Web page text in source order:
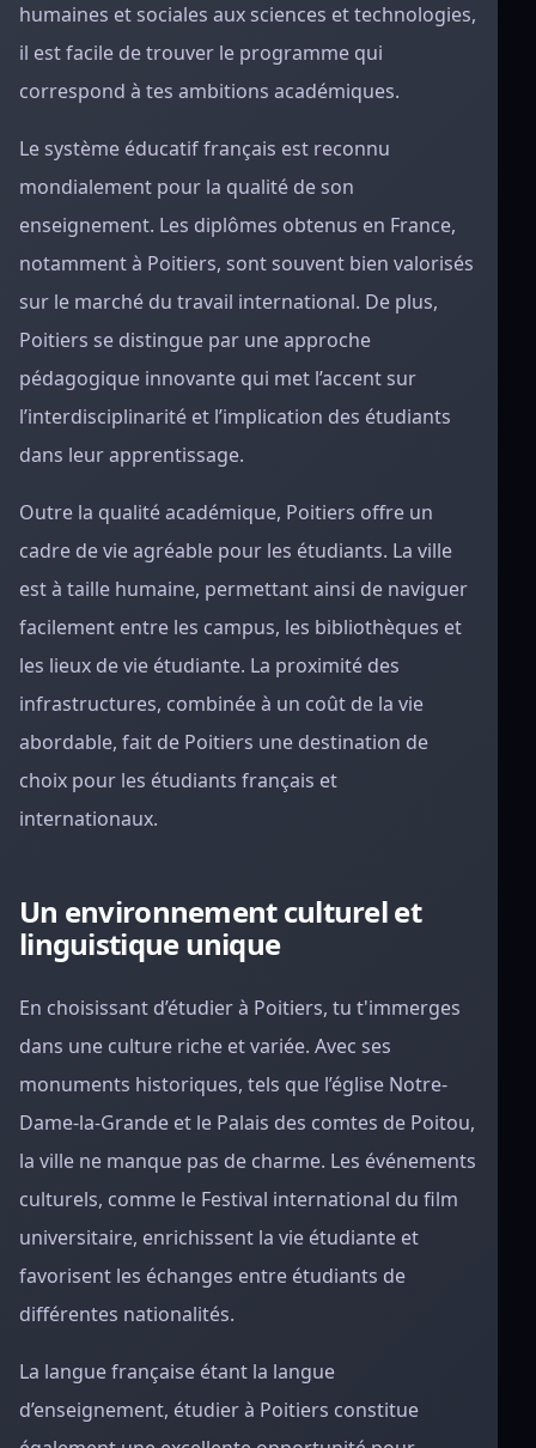
humaines et sociales aux sciences et technologies,
il est facile de trouver le programme qui
correspond à tes ambitions académiques.
Le système éducatif français est reconnu
mondialement pour la qualité de son
enseignement. Les diplômes obtenus en France,
notamment à Poitiers, sont souvent bien valorisés
sur le marché du travail international. De plus,
Poitiers se distingue par une approche
pédagogique innovante qui met l’accent sur
l’interdisciplinarité et l’implication des étudiants
dans leur apprentissage.
Outre la qualité académique, Poitiers offre un
cadre de vie agréable pour les étudiants. La ville
est à taille humaine, permettant ainsi de naviguer
facilement entre les campus, les bibliothèques et
les lieux de vie étudiante. La proximité des
infrastructures, combinée à un coût de la vie
abordable, fait de Poitiers une destination de
choix pour les étudiants français et
internationaux.
Un environnement culturel et
linguistique unique
En choisissant d’étudier à Poitiers, tu t'immerges
dans une culture riche et variée. Avec ses
monuments historiques, tels que l’église Notre-
Dame-la-Grande et le Palais des comtes de Poitou,
la ville ne manque pas de charme. Les événements
culturels, comme le Festival international du film
universitaire, enrichissent la vie étudiante et
favorisent les échanges entre étudiants de
différentes nationalités.
La langue française étant la langue
d’enseignement, étudier à Poitiers constitue